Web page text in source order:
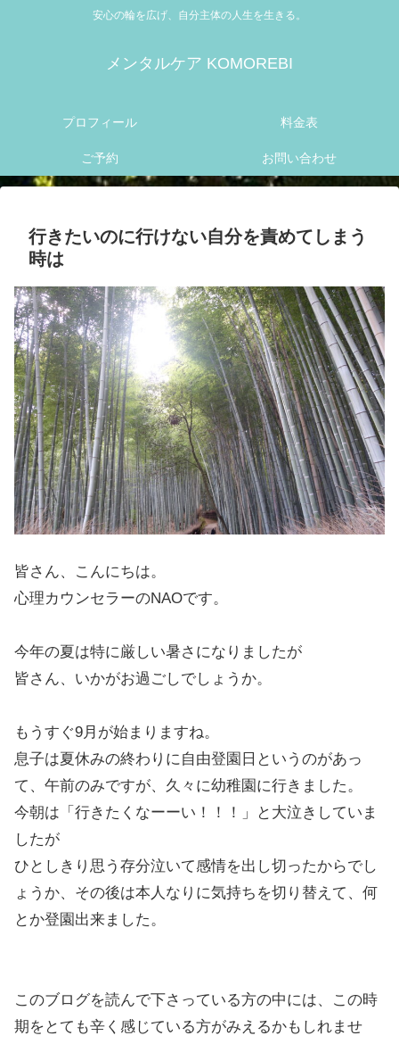
安心の輪を広げ、自分主体の人生を生きる。
メンタルケア KOMOREBI
プロフィール 料金表
ご予約 お問い合わせ
行きたいのに行けない自分を責めてしまう
時は
皆さん、こんにちは。
心理カウンセラーのNAOです。
今年の夏は特に厳しい暑さになりましたが
皆さん、いかがお過ごしでしょうか。
もうすぐ9月が始まりますね。
息子は夏休みの終わりに自由登園日というのがあっ
て、午前のみですが、久々に幼稚園に行きました。
今朝は「行きたくなーーい！！！」と大泣きしていま
したが
ひとしきり思う存分泣いて感情を出し切ったからでし
ょうか、その後は本人なりに気持ちを切り替えて、何
とか登園出来ました。
このブログを読んで下さっている方の中には、この時
期をとても辛く感じている方がみえるかもしれませ